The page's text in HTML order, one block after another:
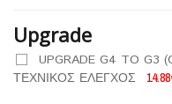
Upgrade
UPGRADE G4 TO G3
ΤΕΧΝΙΚΟΣ ΕΛΕΓΧΟΣ